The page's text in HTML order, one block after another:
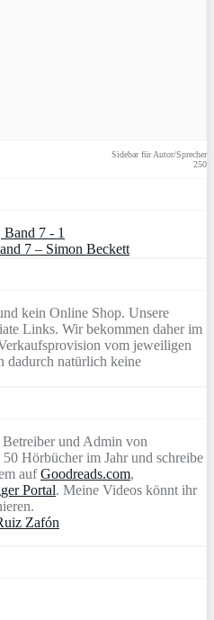
Sidebar für Autor/Sprecher
250
7 – Simon Beckett
kein Online Shop. Unsere
Links. Wir bekommen daher im
vom jeweiligen
dadurch natürlich keine
und Admin von
Hörbücher im Jahr und schreibe
aufGoodreads.com,
Portal. Meine Videos könnt ihr
Zafón